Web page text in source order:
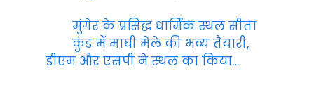
मुंगेर के प्रसिद्ध धार्मिक स्थल सीता
कुंड में माघी मेले की भव्य तैयारी,
डीएम और एसपी ने स्थल का किया…